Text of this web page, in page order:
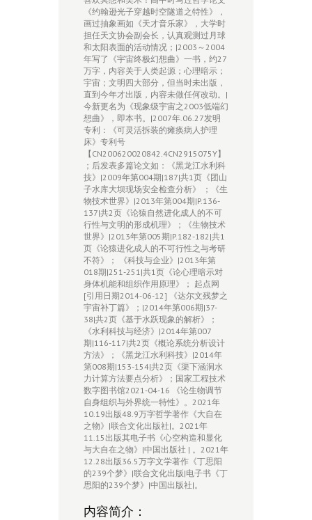
《约翰逊光子穿越时空隧道之特性》，
画过抽象画如《天才音乐家》，大学时
担任天文协会副会长，认真观测过月球
和太阳表面的活动情况；|2003～2004
年写了《宇宙终极幻想曲》一书，约27
万字，内容关于人类起源；心理暗示；
宇宙；文明四大部分，但当时未出版，
直到今年才出版，内容未做任何改动。|
今新更名为《现象级宇宙之2003低端幻
想曲》，即本书。|2007年.06.27发明
专利：《可灵活拆装的瘫痪病人护理
床》专利号
【CN200620020842.4CN2915075Y】
；后发表多篇论文如：《黑龙江水利科
技》|2009年第004期|187|共1页《团山
子水库大坝现场安全检查分析》 ；《生
物技术世界》|2013年第004期|P.136-
137|共2页《论猿自然进化成人的不可
行性与文明的形成机理》；《生物技术
世界》|2013年第005期|P.182-182|共1
页《论猿进化成人的不可行性之与考研
不符》； 《科技与企业》|2013年第
018期|251-251|共1页《论心理暗示对
身体机能和组织作用原理》； 起点网
[引用日期2014-06-12] 《达尔文残梦之
宇宙补丁篇》；|2014年第006期|37-
38|共2页《基于水跃现象的解析》；
《水利科技与经济》|2014年第007
期|116-117|共2页《概论系统分析设计
方法》；《黑龙江水利科技》|2014年
第008期|153-154|共2页《渠下涵洞水
力计算方法要点分析》；国家工程技术
数字图书馆2021-04-16 《论生物调节
自身组织与外界统一特性》。2021年
10.19出版48.9万字哲学著作《大自在
之物》|联合文化出版社|。2021年
11.15出版其电子书《心空构造和显化
与大自在之物》|中国出版社 | 。2021年
12.28出版36.5万字文学著作《丁思阳
的239个梦》|联合文化出版|电子书《丁
思阳的239个梦》|中国出版社|。
内容简介：